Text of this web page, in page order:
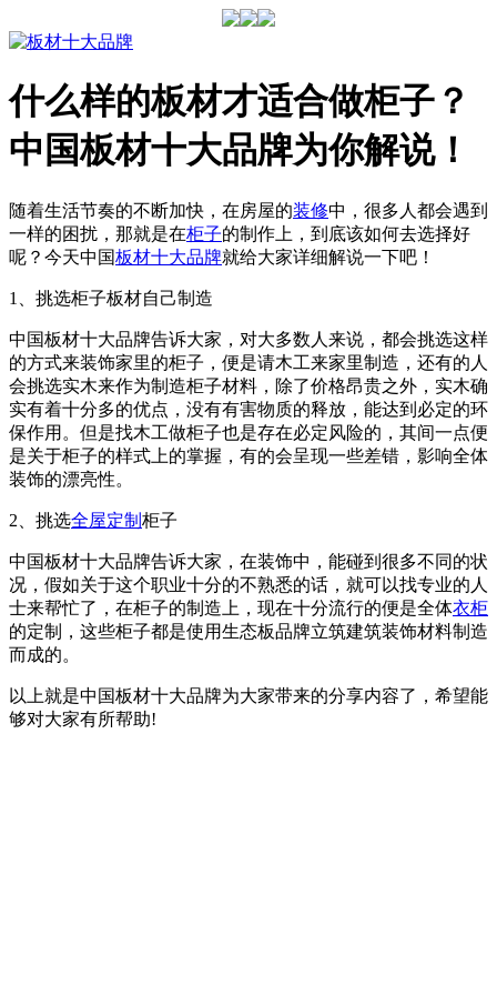
什么样的板材才适合做柜子？
中国板材十大品牌为你解说！
随着生活节奏的不断加快，在房屋的装修中，很多人都会遇到
一样的困扰，那就是在柜子的制作上，到底该如何去选择好
呢？今天中国板材十大品牌就给大家详细解说一下吧！
1、挑选柜子板材自己制造
中国板材十大品牌告诉大家，对大多数人来说，都会挑选这样
的方式来装饰家里的柜子，便是请木工来家里制造，还有的人
会挑选实木来作为制造柜子材料，除了价格昂贵之外，实木确
实有着十分多的优点，没有有害物质的释放，能达到必定的环
保作用。但是找木工做柜子也是存在必定风险的，其间一点便
是关于柜子的样式上的掌握，有的会呈现一些差错，影响全体
装饰的漂亮性。
2、挑选全屋定制 柜子
中国板材十大品牌告诉大家，在装饰中，能碰到很多不同的状
况，假如关于这个职业十分的不熟悉的话，就可以找专业的人
士来帮忙了，在柜子的制造上，现在十分流行的便是全体衣柜
的定制，这些柜子都是使用生态板品牌立筑建筑装饰材料制造
而成的。
以上就是中国板材十大品牌为大家带来的分享内容了，希望能
够对大家有所帮助!